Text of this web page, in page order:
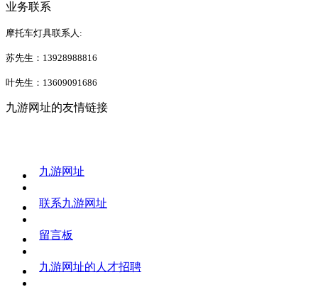
业务联系
摩托车灯具联系人:
苏先生：13928988816
叶先生：13609091686
九游网址的友情链接
九游网址
联系九游网址
留言板
九游网址的人才招聘